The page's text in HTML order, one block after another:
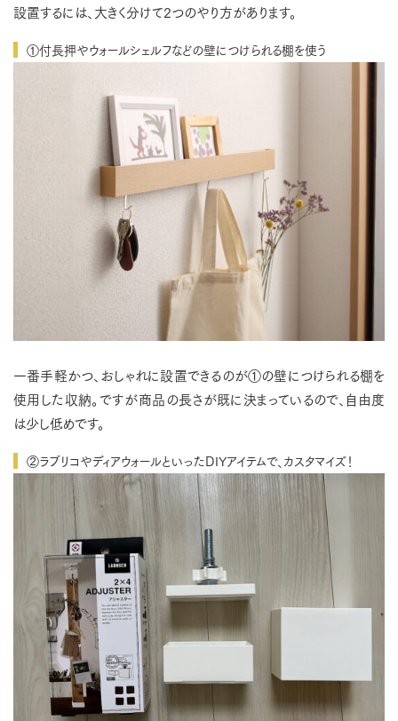
設置するには、大きく分けて2つのやり方があります。
①付長押やウォールシェルフなどの壁につけられる棚を使う
一番手軽かつ、おしゃれに設置できるのが①の壁につけられる棚を
使用した収納。ですが商品の長さが既に決まっているので、自由度
は少し低めです。
②ラブリコやディアウォールといったDIYアイテムで、カスタマイズ！